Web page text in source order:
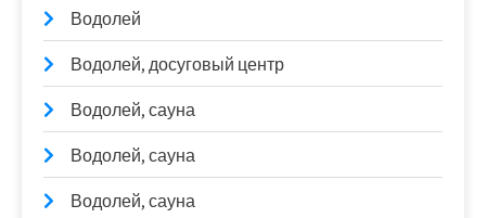
Водолей
Водолей, досуговый центр
Водолей, сауна
Водолей, сауна
Водолей, сауна